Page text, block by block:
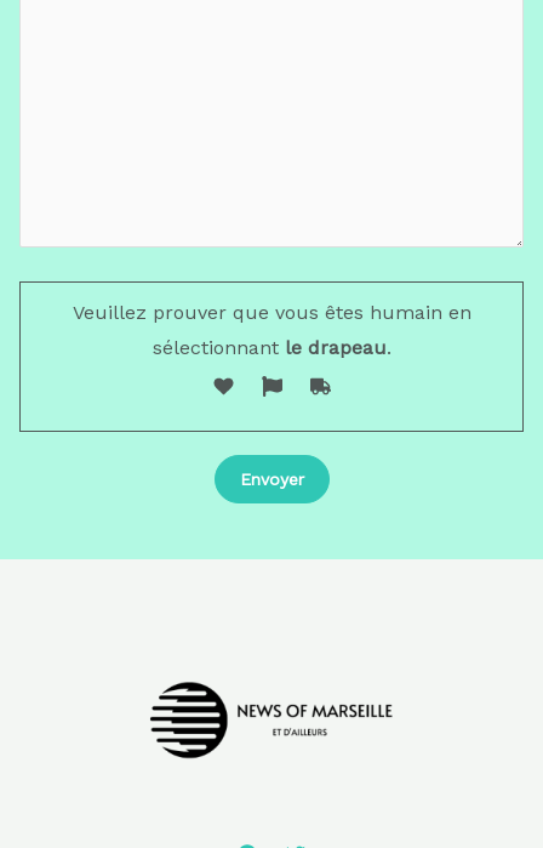
Veuillez prouver que vous êtes humain en
sélectionnantle drapeau.